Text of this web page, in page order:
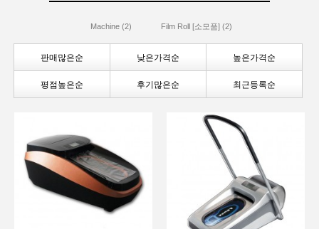
Machine (2) Film Roll [소모품] (2)
판매많은순 낮은가격순 높은가격순
평점높은순 후기많은순 최근등록순